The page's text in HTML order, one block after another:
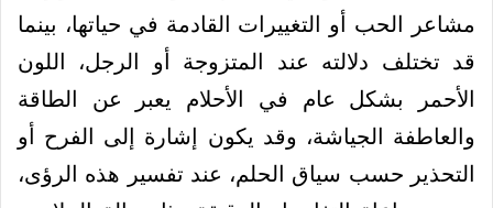
مشاعر الحب أو التغييرات القادمة في حياتها، بينما
قد تختلف دلالته عند المتزوجة أو الرجل، اللون
الأحمر بشكل عام في الأحلام يعبر عن الطاقة
والعاطفة الجياشة، وقد يكون إشارة إلى الفرح أو
التحذير حسب سياق الحلم، عند تفسير هذه الرؤى،